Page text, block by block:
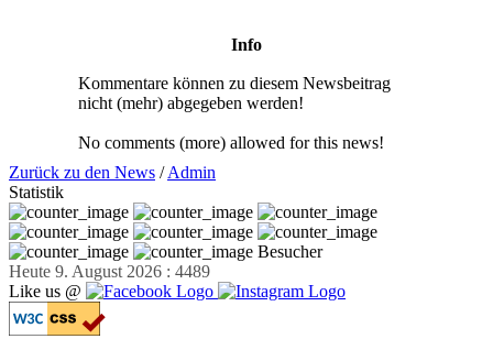
Info
Kommentare können zu diesem Newsbeitrag
nicht (mehr) abgegeben werden!
No comments (more) allowed for this news!
Zurück zu den News /Admin
Statistik
Besucher
Heute 9. August 2026 : 4489
Like us @